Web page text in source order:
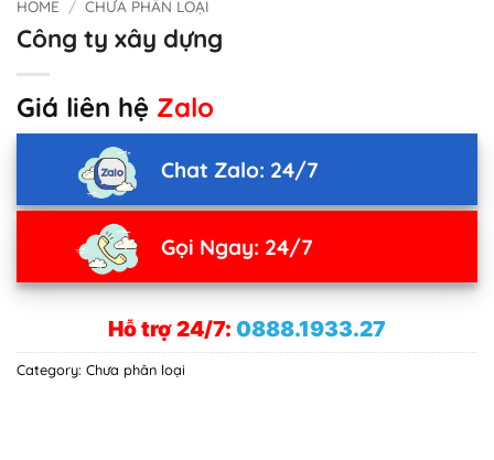
HOME / CHƯA PHÂN LOẠI
Công ty xây dựng
Giá liên hệ Zalo
Chat Zalo: 24/7
Gọi Ngay: 24/7
Hỗ trợ 24/7: 0888.1933.27
Category: Chưa phân loại